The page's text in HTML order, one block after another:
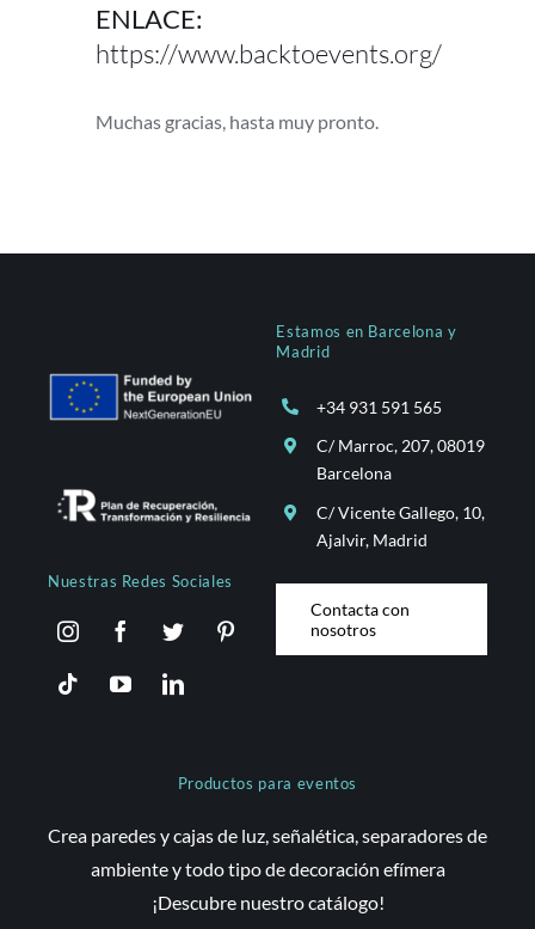
ENLACE:
https://www.backtoevents.org/
Muchas gracias, hasta muy pronto.
Nuestras Redes Sociales
Estamos en Barcelona y
Madrid
+34 931 591 565
C/ Marroc, 207, 08019
Barcelona
C/ Vicente Gallego, 10,
Ajalvir, Madrid
Contacta con
nosotros
Productos para eventos
Crea paredes y cajas de luz, señalética, separadores de
ambiente y todo tipo de decoración efímera
¡Descubre nuestro catálogo!